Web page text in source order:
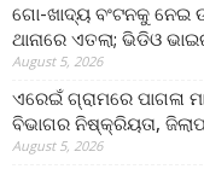
ଗୋ-ଖାଦ୍ୟ ବଂଟନକୁ ନେଇ
ଥାନାରେ ଏତଲା; ଭିଡିଓ
August 5, 2026
ଏରେଇଁ ଗ୍ରାମରେ
ବିଭାଗର ନିଷ୍କ୍ରିୟତା,
August 5, 2026